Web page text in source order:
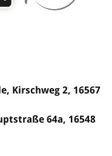
Kirschweg 2, 16567
64a, 16548